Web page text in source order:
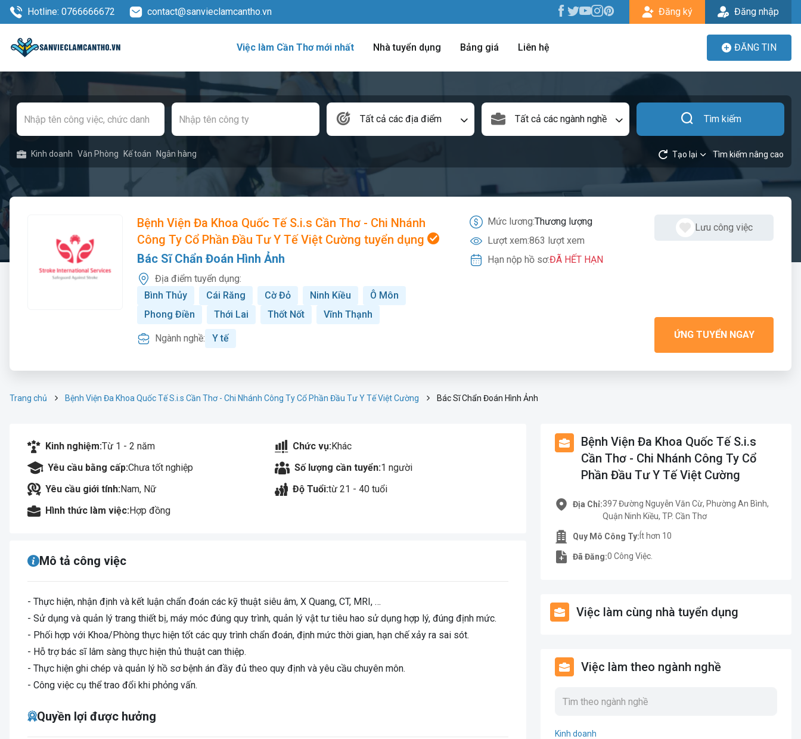
Hotline: 0766666672 contact@sanvieclamcantho.vn Đăng ký Đăng nhập
Việc làm Cần Thơ mới nhất Nhà tuyển dụng Bảng giá Liên hệ ĐĂNG TIN
Tất cả các địa điểm Tất cả các ngành nghề Tìm kiếm
Kinh doanh Văn Phòng Kế toán Ngân hàng Tạo lại Tìm kiếm nâng cao
Bệnh Viện Đa Khoa Quốc Tế S.i.s Cần Thơ - Chi Nhánh
Công Ty Cổ Phần Đầu Tư Y Tế Việt Cường tuyển dụng
Bác Sĩ Chẩn Đoán Hình Ảnh
Địa điểm tuyển dụng:
Bình Thủy
Cái Răng Cờ Đỏ Ninh Kiều
Ô Môn
Phong Điền
Thới Lai Thốt Nốt Vĩnh Thạnh
Ngành nghề: Y tế
Mức lương:Thương lượng
Lượt xem:863 lượt xem
Hạn nộp hồ sơ:ĐÃ HẾT HẠN
Lưu công việc
ỨNG TUYỂN NGAY
Trang chủ Bệnh Viện Đa Khoa Quốc Tế S.i.s Cần Thơ - Chi Nhánh Công Ty Cổ Phần Đầu Tư Y Tế Việt Cường Bác Sĩ Chẩn Đoán Hình Ảnh
Kinh nghiệm:Từ 1 - 2 năm Chức vụ:Khác
Yêu cầu bằng cấp:Chưa tốt nghiệp Số lượng cần tuyển:1 người
Yêu cầu giới tính:Nam, Nữ Độ Tuổi:từ 21 - 40 tuổi
Hình thức làm việc:Hợp đồng
Mô tả công việc
- Thực hiện, nhận định và kết luận chẩn đoán các kỹ thuật siêu âm, X Quang, CT, MRI, …
- Sử dụng và quản lý trang thiết bị, máy móc đúng quy trình, quản lý vật tư tiêu hao sử dụng hợp lý, đúng định mức.
- Phối hợp với Khoa/Phòng thực hiện tốt các quy trình chẩn đoán, định mức thời gian, hạn chế xảy ra sai sót.
- Hỗ trợ bác sĩ lâm sàng thực hiện thủ thuật can thiệp.
- Thực hiện ghi chép và quản lý hồ sơ bệnh án đầy đủ theo quy định và yêu cầu chuyên môn.
- Công việc cụ thể trao đổi khi phỏng vấn.
Quyền lợi được hưởng
Bệnh Viện Đa Khoa Quốc Tế S.i.s
Cần Thơ - Chi Nhánh Công Ty Cổ
Phần Đầu Tư Y Tế Việt Cường
Địa Chỉ:397 Đường Nguyễn Văn Cừ, Phường An Bình,
Quận Ninh Kiều, TP. Cần Thơ
Quy Mô Công Ty: Ít hơn 10
Đã Đăng:0 Công Việc.
Việc làm cùng nhà tuyển dụng
Việc làm theo ngành nghề
Kinh doanh